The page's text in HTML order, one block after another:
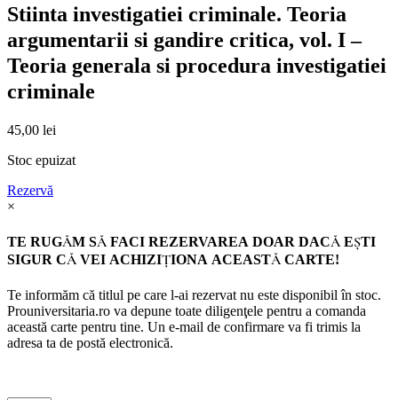
Stiinta investigatiei criminale. Teoria
argumentarii si gandire critica, vol. I –
Teoria generala si procedura investigatiei
criminale
45,00 lei
Stoc epuizat
Rezervă
×
TE RUGĂM SĂ FACI REZERVAREA DOAR DACĂ EŞTI
SIGUR CĂ VEI ACHIZIŢIONA ACEASTĂ CARTE!
Te informăm că titlul pe care l-ai rezervat nu este disponibil în stoc.
Prouniversitaria.ro va depune toate diligenţele pentru a comanda
această carte pentru tine. Un e-mail de confirmare va fi trimis la
adresa ta de postă electronică.